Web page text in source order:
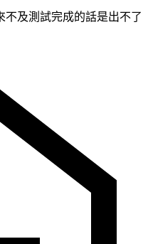
不及測試完成的話是出不了